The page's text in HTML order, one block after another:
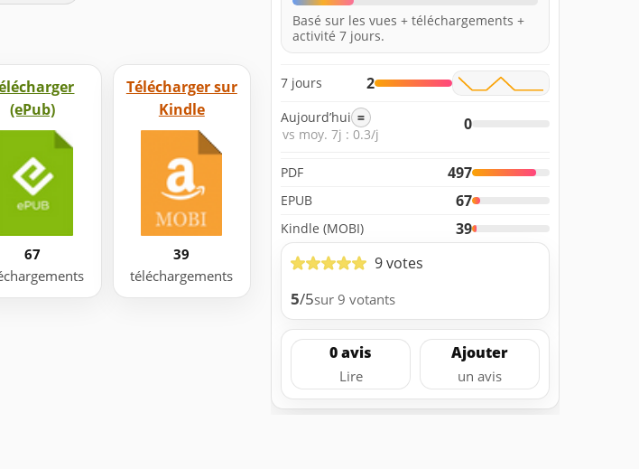
(ePub)
67
Télécharger sur
Kindle
39
téléchargements
Basé sur les vues + téléchargements +
activité 7 jours.
7 jours 2
Aujourd’hui =
vs moy. 7j : 0.3/j
0
PDF 497
EPUB 67
Kindle (MOBI)
39
9 votes
5/5sur 9 votants
0 avis
Lire
Ajouter
un avis